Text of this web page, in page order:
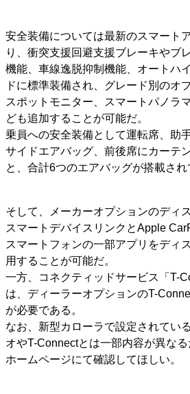
安全装備については最新のスマート
り、衝突支援回避支援ブレーキやブ
機能、車線逸脱抑制機能、オートハ
ドに標準装備され、グレード別のオ
スポットモニター、スマートパノラ
ども追加することが可能だ。
乗員への安全装備として運転席、助
サイドエアバッグ、前後席にカーテ
と、合計6つのエアバッグが搭載され
そして、メーカーオプションのディ
スマートデバイスリンクとApple
スマートフォンの一部アプリをディ
用することが可能だ。
一方、コネクティッドサービス「T-
は、ディーラーオプションのT-
が必要である。
なお、新型カローラで設定されてい
オやT-Connectとは一部内容が異な
ホームページにて確認してほしい。